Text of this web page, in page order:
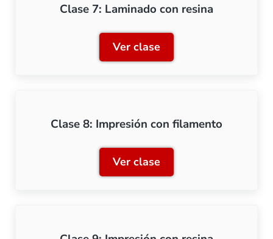
Clase 7: Laminado con resina
Ver claseClase 7: Laminado con
Clase 8: Impresión con filamento
Ver claseClase 8: Impresión con